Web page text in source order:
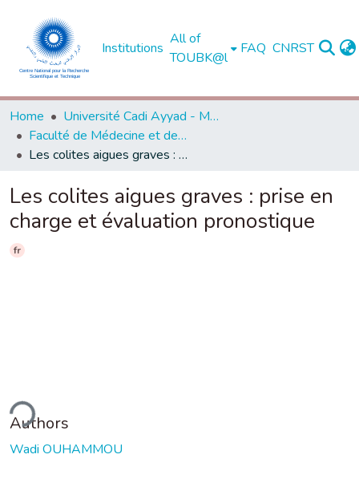
Institutions
All of
TOUBK@l
FAQ CNRST
Home
Université Cadi Ayyad - Marrakech
Faculté de Médecine et de Pharmacie - Marrakech
Les colites aigues graves : prise en charge et évaluation pronostique
Les colites aigues graves : prise en
charge et évaluation pronostique
fr
Authors
Wadi OUHAMMOU